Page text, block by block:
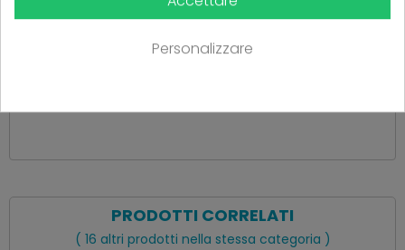
Ancora nessuna recensione da parte degli utenti.
PRODOTTI CORRELATI
( 16 altri prodotti nella stessa categoria )
Personalizzare